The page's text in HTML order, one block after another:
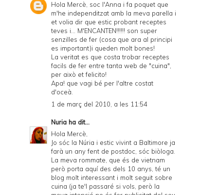
Hola Mercè, soc l'Anna i fa poquet que
m'he independitzat amb la meva parella i
et volia dir que estic probant receptes
teves i... M'ENCANTEN!!!!!! son super
senzilles de fer (cosa que ara al principi
es important)i queden molt bones!
La veritat es que costa trobar receptes
facils de fer entre tanta web de "cuina",
per això et felicito!
Apa! que vagi bé per l'altre costat
d'oceà.
1 de març del 2010, a les 11:54
Nuria ha dit...
Hola Mercè,
Jo sóc la Núria i estic vivint a Baltimore ja
farà un any fent de postdoc, sóc biòloga.
La meva rommate, que és de vietnam
però porta aquí des dels 10 anys, té un
blog molt interessant i molt seguit sobre
cuina (ja te'l passaré si vols, però la